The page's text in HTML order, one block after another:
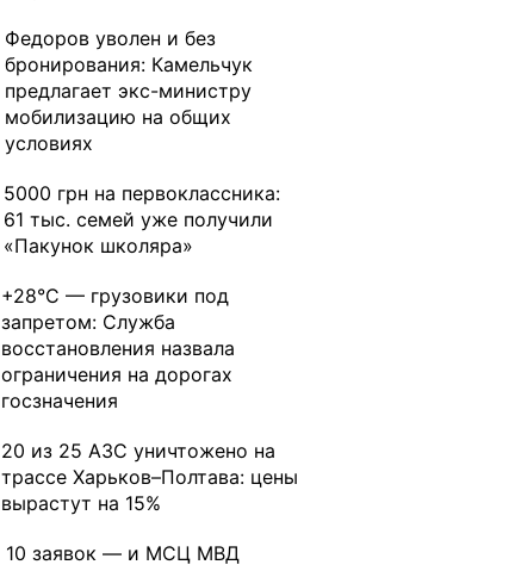
Федоров уволен и без
бронирования: Камельчук
предлагает экс-министру
мобилизацию на общих
условиях
5000 грн на первоклассника:
61 тыс. семей уже получили
«Пакунок школяра»
+28°C — грузовики под
запретом: Служба
восстановления назвала
ограничения на дорогах
госзначения
20 из 25 АЗС уничтожено на
трассе Харьков–Полтава: цены
вырастут на 15%
10 заявок — и МСЦ МВД